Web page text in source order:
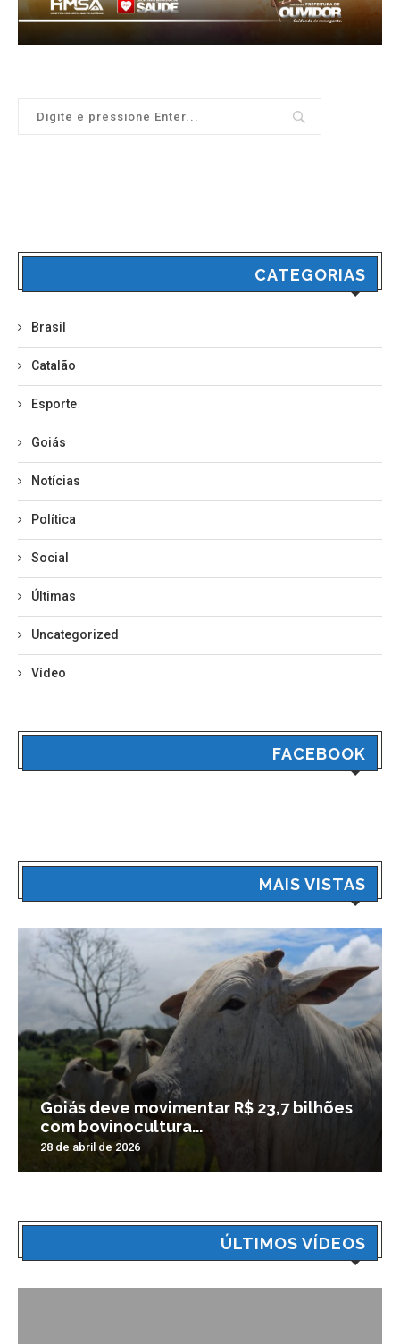
CATEGORIAS
Brasil
Catalão
Esporte
Goiás
Notícias
Política
Social
Últimas
Uncategorized
Vídeo
FACEBOOK
MAIS VISTAS
Goiás deve movimentar R$ 23,7 bilhões
com bovinocultura...
28 de abril de 2026
ÚLTIMOS VÍDEOS